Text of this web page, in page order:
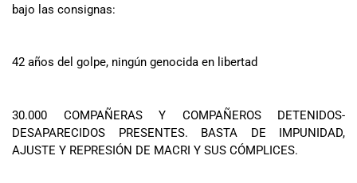
bajo las consignas:
42 años del golpe, ningún genocida en libertad
30.000 COMPAÑERAS Y COMPAÑEROS DETENIDOS-
DESAPARECIDOS PRESENTES. BASTA DE IMPUNIDAD,
AJUSTE Y REPRESIÓN DE MACRI Y SUS CÓMPLICES.